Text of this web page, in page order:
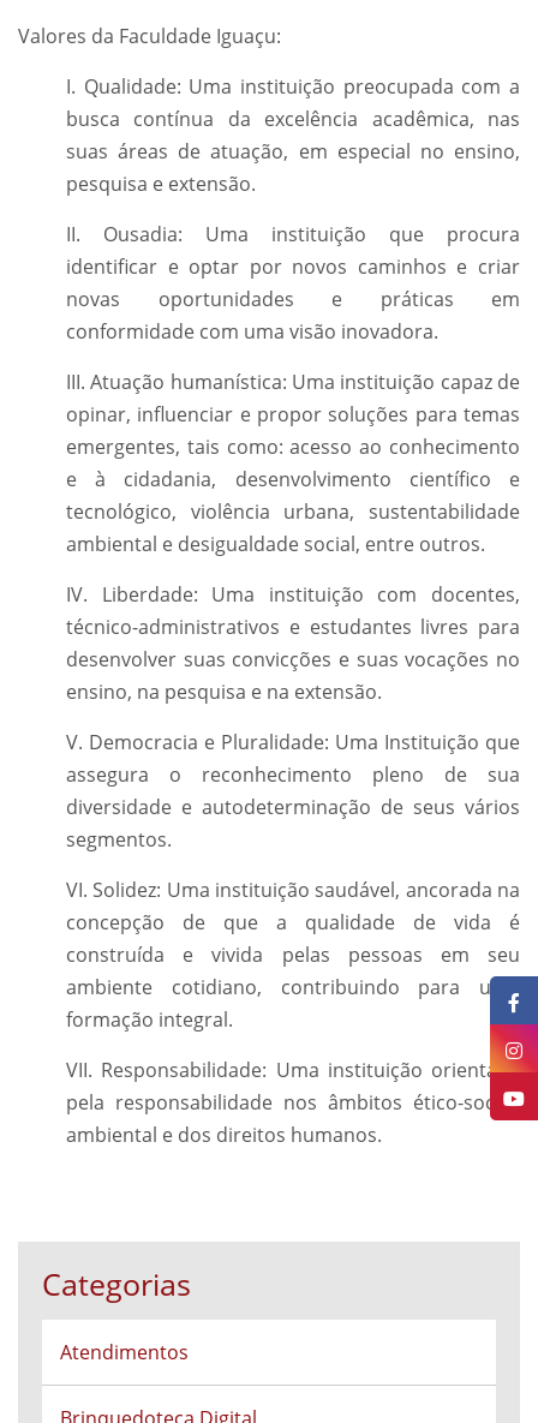
Valores da Faculdade Iguaçu:
I. Qualidade: Uma instituição preocupada com a
busca contínua da excelência acadêmica, nas
suas áreas de atuação, em especial no ensino,
pesquisa e extensão.
II. Ousadia: Uma instituição que procura
identificar e optar por novos caminhos e criar
novas oportunidades e práticas em
conformidade com uma visão inovadora.
III. Atuação humanística: Uma instituição capaz de
opinar, influenciar e propor soluções para temas
emergentes, tais como: acesso ao conhecimento
e à cidadania, desenvolvimento científico e
tecnológico, violência urbana, sustentabilidade
ambiental e desigualdade social, entre outros.
IV. Liberdade: Uma instituição com docentes,
técnico-administrativos e estudantes livres para
desenvolver suas convicções e suas vocações no
ensino, na pesquisa e na extensão.
V. Democracia e Pluralidade: Uma Instituição que
assegura o reconhecimento pleno de sua
diversidade e autodeterminação de seus vários
segmentos.
VI. Solidez: Uma instituição saudável, ancorada na
concepção de que a qualidade de vida é
construída e vivida pelas pessoas em seu
ambiente cotidiano, contribuindo para uma
formação integral.
VII. Responsabilidade: Uma instituição orientada
pela responsabilidade nos âmbitos ético-social,
ambiental e dos direitos humanos.
Categorias
Atendimentos